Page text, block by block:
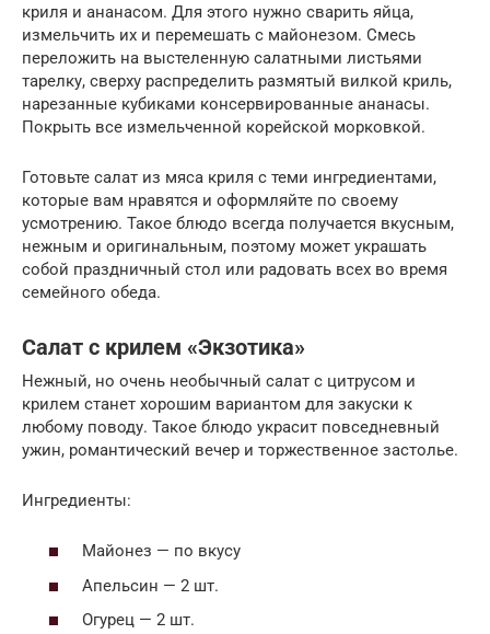
криля и ананасом. Для этого нужно сварить яйца,
измельчить их и перемешать с майонезом. Смесь
переложить на выстеленную салатными листьями
тарелку, сверху распределить размятый вилкой криль,
нарезанные кубиками консервированные ананасы.
Покрыть все измельченной корейской морковкой.
Готовьте салат из мяса криля с теми ингредиентами,
которые вам нравятся и оформляйте по своему
усмотрению. Такое блюдо всегда получается вкусным,
нежным и оригинальным, поэтому может украшать
собой праздничный стол или радовать всех во время
семейного обеда.
Салат с крилем «Экзотика»
Нежный, но очень необычный салат с цитрусом и
крилем станет хорошим вариантом для закуски к
любому поводу. Такое блюдо украсит повседневный
ужин, романтический вечер и торжественное застолье.
Ингредиенты:
Майонез — по вкусу
Апельсин — 2 шт.
Огурец — 2 шт.